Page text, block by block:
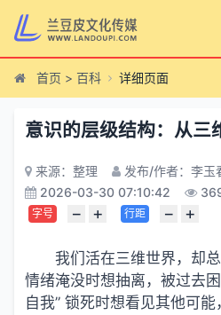
首页 > 百科 详细页面
意识的层级结构：从三
来源：整理
发布/作者：李玉
2026-03-30 07:10:42
字号 − + 行距 − +
我们活在三维世界，却
情绪淹没时想抽离，被过去
自我” 锁死时想看见其他可